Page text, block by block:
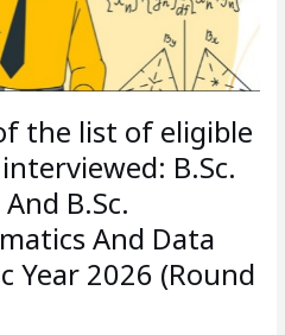
the list of eligible
B.Sc.
B.Sc.
And Data
Year 2026 (Round